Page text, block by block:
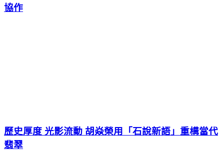
協作
歷史厚度 光影流動 胡焱榮用「石說新語」重構當代
翡翠